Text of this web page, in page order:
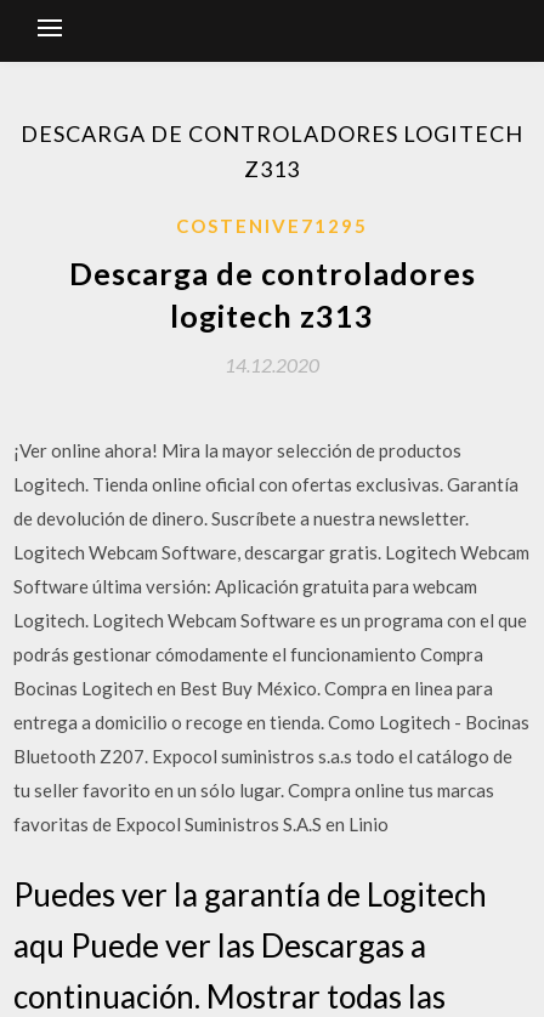
DESCARGA DE CONTROLADORES LOGITECH
Z313
COSTENIVE71295
Descarga de controladores
logitech z313
14.12.2020
¡Ver online ahora! Mira la mayor selección de productos
Logitech. Tienda online oficial con ofertas exclusivas. Garantía
de devolución de dinero. Suscríbete a nuestra newsletter.
Logitech Webcam Software, descargar gratis. Logitech Webcam
Software última versión: Aplicación gratuita para webcam
Logitech. Logitech Webcam Software es un programa con el que
podrás gestionar cómodamente el funcionamiento Compra
Bocinas Logitech en Best Buy México. Compra en linea para
entrega a domicilio o recoge en tienda. Como Logitech - Bocinas
Bluetooth Z207. Expocol suministros s.a.s todo el catálogo de
tu seller favorito en un sólo lugar. Compra online tus marcas
favoritas de Expocol Suministros S.A.S en Linio
Puedes ver la garantía de Logitech
aqu Puede ver las Descargas a
continuación. Mostrar todas las